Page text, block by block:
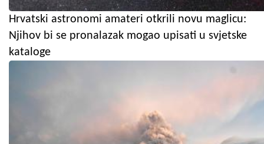
Hrvatski astronomi amateri otkrili novu maglicu:
Njihov bi se pronalazak mogao upisati u svjetske
kataloge